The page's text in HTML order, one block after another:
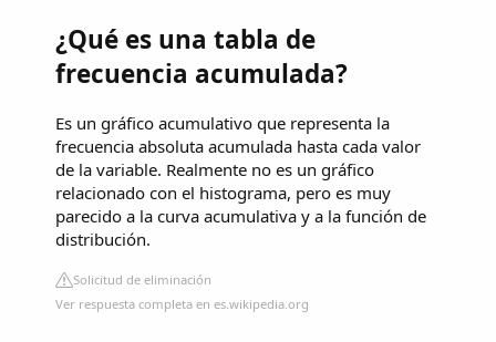
¿Qué es una tabla de
frecuencia acumulada?
Es un gráfico acumulativo que representa la
frecuencia absoluta acumulada hasta cada valor
de la variable. Realmente no es un gráfico
relacionado con el histograma, pero es muy
parecido a la curva acumulativa y a la función de
distribución.
Solicitud de eliminación
Ver respuesta completa en es.wikipedia.org